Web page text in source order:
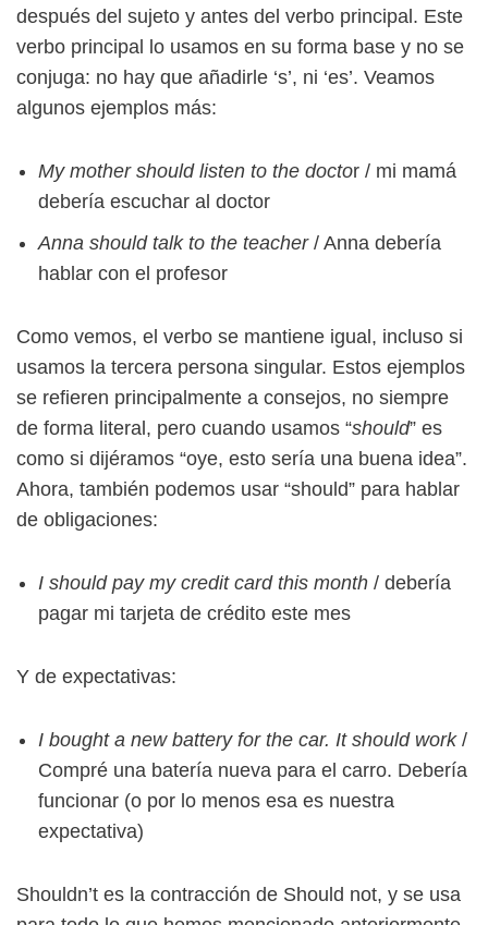
después del sujeto y antes del verbo principal. Este
verbo principal lo usamos en su forma base y no se
conjuga: no hay que añadirle ‘s’, ni ‘es’. Veamos
algunos ejemplos más:
My mother should listen to the doctor / mi mamá
debería escuchar al doctor
Anna should talk to the teacher/ Anna debería
hablar con el profesor
Como vemos, el verbo se mantiene igual, incluso si
usamos la tercera persona singular. Estos ejemplos
se refieren principalmente a consejos, no siempre
de forma literal, pero cuando usamos “should” es
como si dijéramos “oye, esto sería una buena idea”.
Ahora, también podemos usar “should” para hablar
de obligaciones:
I should pay my credit card this month / debería
pagar mi tarjeta de crédito este mes
Y de expectativas:
I bought a new battery for the car. It should work/
Compré una batería nueva para el carro. Debería
funcionar (o por lo menos esa es nuestra
expectativa)
Shouldn’t es la contracción de Should not, y se usa